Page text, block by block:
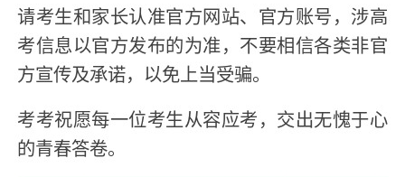
请考生和家长认准官方网站、官方账号，涉高
考信息以官方发布的为准，不要相信各类非官
方宣传及承诺，以免上当受骗。
考考祝愿每一位考生从容应考，交出无愧于心
的青春答卷。